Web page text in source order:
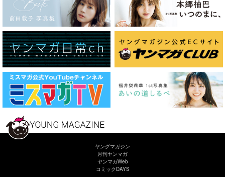
ヤングマガジン
月刊ヤンマガ
ヤンマガWeb
コミックDAYS